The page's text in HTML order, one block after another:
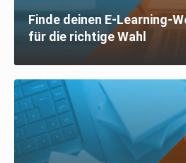
Finde deinen E-Learning-
für die richtige Wahl